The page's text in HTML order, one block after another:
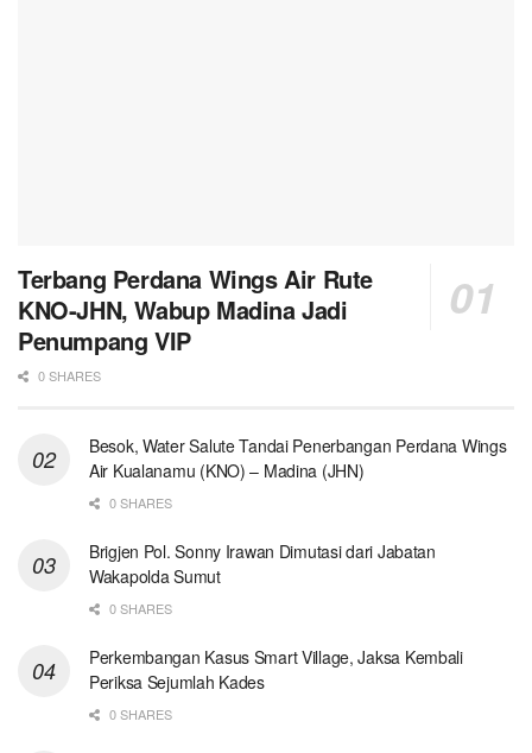
Terbang Perdana Wings Air Rute
KNO-JHN, Wabup Madina Jadi
Penumpang VIP
0 SHARES
Besok, Water Salute Tandai Penerbangan Perdana Wings
Air Kualanamu (KNO) – Madina (JHN)
0 SHARES
Brigjen Pol. Sonny Irawan Dimutasi dari Jabatan
Wakapolda Sumut
0 SHARES
Perkembangan Kasus Smart Village, Jaksa Kembali
Periksa Sejumlah Kades
0 SHARES